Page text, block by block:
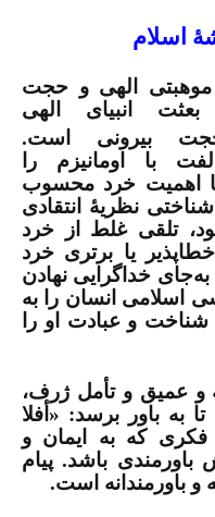
اسلام
موهبتی الهى و حجت
انبیای الهی
بیرونی است.
با اومانیزم را
اهمیت خرد محسوب
نظریۀ انتقادی
تلقی غلط از خرد
یا برتری خرد
خداگرایی نهادن
اسلامی انسان را به
و عبادت او را
و عمیق و تأمل ژرف،
به باور برسد: «أفلا
فکری که به ایمان و
باشد. پیام
و باورمندانه است.